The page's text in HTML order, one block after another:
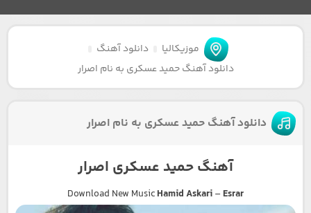
موزیکالیا
دانلود آهنگ
دانلود آهنگ حمید عسکری به نام اصرار
دانلود آهنگ حمید عسکری به نام اصرار
آهنگ حمید عسکری اصرار
Download New MusicHamid Askari– Esrar